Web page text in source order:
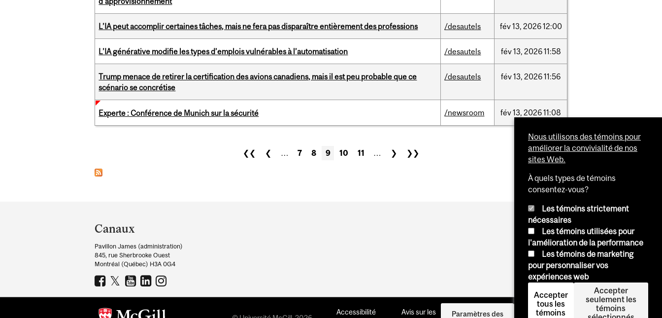
L’IA peut accomplir certaines tâches, mais ne fera pas disparaître entièrement des professions /desautels fév13, 202612:00
L’IA générative modifie les types d’emplois vulnérables à l’automatisation /desautels fév13, 202611:58
Trump menace de retirer la certification des avions canadiens, mais il est peu probable que ce
scénario se concrétise
/desautels fév13, 202611:56
Experte : Conférence de Munich sur la sécurité /newsroom fév13, 202611:08
❮❮ ❮ … 7 8 9 10 11 … ❯ ❯❯
and
University
Information
Canaux
Pavillon James (administration)
845, rue Sherbrooke Ouest
Montréal (Québec) H3A 0G4
Accessibilité
Avis sur les
Paramètres des
Se
Nous utilisons des témoins pour
améliorer la convivialité de nos
sites Web.
À quels types de témoins
consentez-vous?
Les témoins strictement
nécessaires
Les témoins utilisées pour
l'amélioration de la performance
Les témoins de marketing
pour personnaliser vos
expériences web
Accepter
tous les
témoins
Accepter
seulement les
témoins